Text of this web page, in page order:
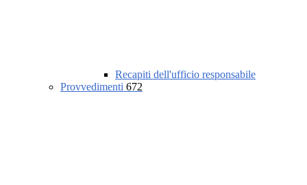
Recapiti dell'ufficio responsabile
Provvedimenti 672